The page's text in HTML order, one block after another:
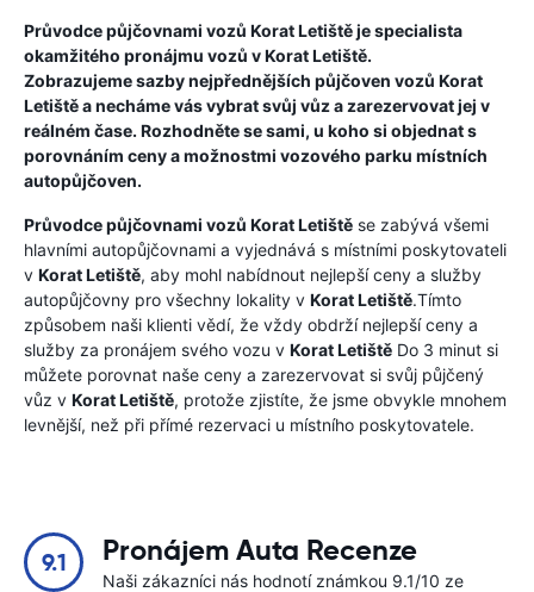
Průvodce půjčovnami vozů Korat Letištěje specialista
okamžitého pronájmu vozů vKorat Letiště.
Zobrazujeme sazby nejpřednějších půjčoven vozů Korat
Letištěa necháme vás vybrat svůj vůz a zarezervovat jej v
reálném čase. Rozhodněte se sami, u koho si objednat s
porovnáním ceny a možnostmi vozového parku místních
autopůjčoven.
Průvodce půjčovnami vozů Korat Letiště se zabývá všemi
hlavními autopůjčovnami a vyjednává s místními poskytovateli
v Korat Letiště, aby mohl nabídnout nejlepší ceny a služby
autopůjčovny pro všechny lokality v Korat Letiště.Tímto
způsobem naši klienti vědí, že vždy obdrží nejlepší ceny a
služby za pronájem svého vozu v Korat Letiště Do 3 minut si
můžete porovnat naše ceny a zarezervovat si svůj půjčený
vůz v Korat Letiště, protože zjistíte, že jsme obvykle mnohem
levnější, než při přímé rezervaci u místního poskytovatele.
9.1 Pronájem Auta Recenze
Naši zákazníci nás hodnotí známkou 9.1/10 ze